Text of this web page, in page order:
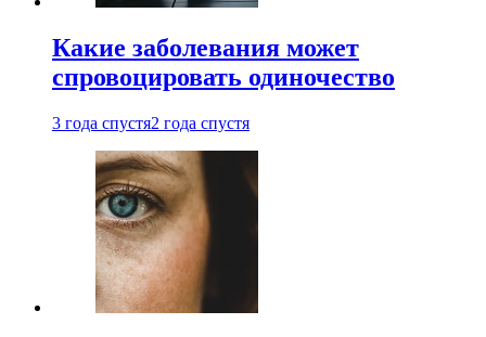
Какие заболевания может
спровоцировать одиночество
3 года спустя2 года спустя